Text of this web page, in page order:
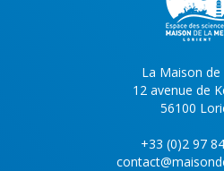
La Maison
12 avenue de
56100
+33 (0)2 97